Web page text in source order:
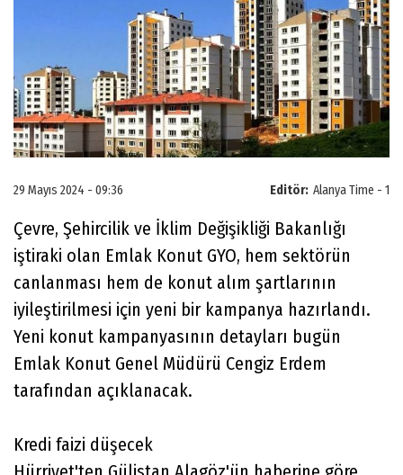
Editör: Alanya Time - 1
29 Mayıs 2024 - 09:36
Çevre, Şehircilik ve İklim Değişikliği Bakanlığı
iştiraki olan Emlak Konut GYO, hem sektörün
canlanması hem de konut alım şartlarının
iyileştirilmesi için yeni bir kampanya hazırlandı.
Yeni konut kampanyasının detayları bugün
Emlak Konut Genel Müdürü Cengiz Erdem
tarafından açıklanacak.
Kredi faizi düşecek